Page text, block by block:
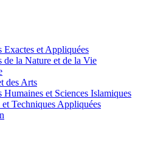
Exactes et Appliquées
de la Nature et de la Vie
des Arts
Humaines et Sciences Islamiques
Techniques Appliquées